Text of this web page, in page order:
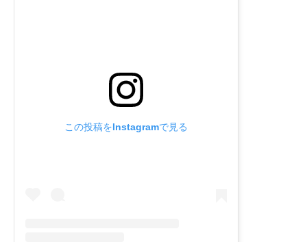
この投稿をInstagramで見る